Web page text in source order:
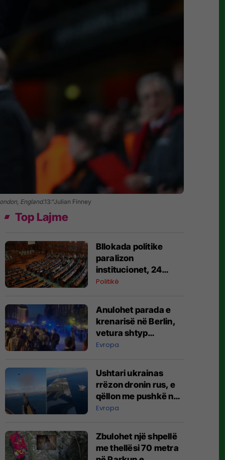
England.13:"Julian Finney
Top Lajme
Bllokada politike
paralizon
institucionet, 24
agjenci funksionojnë
skaduara ose jo të
plota
Politikë
Anulohet parada e
krenarisë në Berlin,
vetura shtyp
pjesëmarrësit –
lënduar
Evropa
Ushtari ukrainas
rrëzon dronin rus, e
qëllon me pushkë nga
kabina e aeroplanit
Evropa
Zbulohet një shpellë
me thellësi 70 metra